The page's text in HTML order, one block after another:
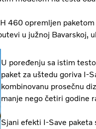
460 opremljen
u južnoj
U poređenju sa istim
paket za uštedu goriva I-
kombinovanu prosečnu
manje nego četiri godine
Sjani efekti I-Save